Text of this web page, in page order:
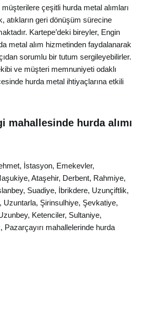
çeşitli hurda metal alımları
atıkların geri dönüşüm sürecine
Kartepe’deki bireyler, Engin
metal alım hizmetinden faydalanarak
sorumlu bir tutum sergileyebilirler.
ve müşteri memnuniyeti odaklı
hurda metal ihtiyaçlarına etkili
mahallesinde hurda alımı
İstasyon, Emekevler,
Ataşehir, Derbent, Rahmiye,
Suadiye, İbrikdere, Uzunçiftlik,
Uzuntarla, Şirinsulhiye, Şevkatiye,
Ketenciler, Sultaniye,
mahallelerinde hurda